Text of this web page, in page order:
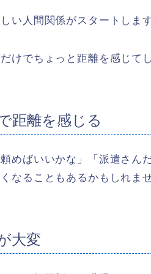
い人間関係がスタートします
けでちょっと距離を感じて
距離を感じる
めばいいかな」「派遣さん
なることもあるかもしれませ
大変